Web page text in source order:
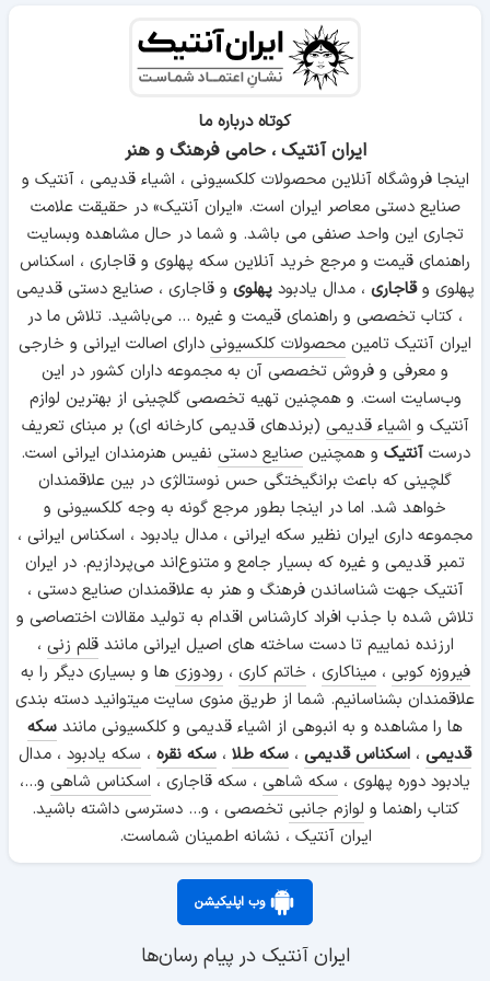
کریستال ها به نوعی از شیشه ها گفته می شوند که بیش از حد شفاف
هستند و این شفافیت به دلیل وجود مقدار زیاد اکسید پتاسیم (K
هنگام تراش و کنده کاری می شود.
خاستگاه شیشه سازی را باید در منطقه ای که ماسه و قلیا را در
کنار هم داشته باشد جستجو کرد و با توجه به شواهد تاریخی
ساکنان بین النهرین و تمدن های اطراف آن اولین افرادی بودند که
تجربه ذوب شیشه را داشتند. صنعت شیشه سازی از طریق شیشه
گران نینوا به ایران منتقل شد. البته لازم به ذکر است که اقوام
آریایی منطقه خوزستان و ایلام که همسایه بین النهرین بودند در
هزاره دوم ق.م با شیشه آشنا و از آن استفاده می کردند. قطعات
شیشه ای به دست آمده از منطقه حسنلو ساخت شیشه به روش
موزاییک را در نیمه دوم قرن نهم میلادی در ایران به اثبات می
رساند.
متاسفانه در خصوص صنعت شیشه در ایران باستان اطلاعات
دقیقی در دسترس نیست اما با تحقیقاتی که در این زمینه انجام
شده می توان گفت که در دوران ساسانیان ، تولید اشیا و ظروف
شیشه ای از نظر کمی و کیفی به حد بالایی می رسد و شیشه
ایرانی بازار بسیار خوبی را در چین ، ژاپن و اکثر کشور های خاور
دور به دست می آورد. تراش شیشه در این دوران به اوج خود
رسیده و به شرق و غرب صادر می شد. شیشه گران ایرانی روش
های تزئینی خاص خود را داشتند. این تزئینات خاص بر محبوبیت
این محصولات افزود و متقضیان بسیاری از شرق و غرب داشت. این
روش ها در زمان اشکانیان و ساسانیان به چهار دسته تقسیم می
شوند :
تزئین نواری و گل مهره زنی
زدن نقش قالب
نقش پر مانند
تراش نقوش برجسته ( در میان شیشه های ضخیم ایرانی از سایر تراش ها
بیشتر به چشم خورده و معروف است. )
شیشه گری ایرانی ، به سبب رواج شیشه گری در ایتالیا رونق خود را
در بازار جهانی از دست داد و باعث زوال تدریجی این هنر شد. این
زوال تا قرن هفدهم میلادی ادامه پیدا کرد تا آنکه اقداماتی جهت
کوتاه درباره ما
ایران آنتیک ، حامی فرهنگ و هنر
اینجا فروشگاه آنلاین محصولات کلکسیونی ، اشیاء قدیمی ، آنتیک و
صنایع دستی معاصر ایران است. «ایران آنتیک» در حقیقت علامت
تجاری این واحد صنفی می باشد. و شما در حال مشاهده وبسایت
راهنمای قیمت و مرجع خرید آنلاین سکه پهلوی و قاجاری ، اسکناس
پهلوی وقاجاری ، مدال یادبودپهلوی و قاجاری ، صنایع دستی قدیمی
، کتاب تخصصی و راهنمای قیمت و غیره ... می‌باشید. تلاش ما در
ایران آنتیک تامین محصولات کلکسیونی دارای اصالت ایرانی و خارجی
و معرفی و فروش تخصصی آن به مجموعه داران کشور در این
وب‌سایت است. و همچنین تهیه تخصصی گلچینی از بهترین لوازم
آنتیک و اشیاء قدیمی (برندهای قدیمی کارخانه ای) بر مبنای تعریف
درستآنتیک و همچنینصنایع دستی نفیس هنرمندان ایرانی است.
گلچینی که باعث برانگیختگی حس نوستالژی در بین علاقمندان
خواهد شد. اما در اینجا بطور مرجع گونه به وجه کلکسیونی و
مجموعه داری ایران نظیر سکه ایرانی ، مدال یادبود ، اسکناس ایرانی ،
تمبر قدیمی و غیره که بسیار جامع و متنوع‌اند می‌پردازیم. در ایران
آنتیک جهت شناساندن فرهنگ و هنر به علاقمندان صنایع دستی ،
تلاش شده با جذب افراد کارشناس اقدام به تولید مقالات اختصاصی و
ارزنده نماییم تا دست ساخته های اصیل ایرانی مانندقلم زنی ،
فیروزه کوبی ،میناکاری ، خاتم کاری ، رودوزی ها و بسیاری دیگر را به
علاقمندان بشناسانیم. شما از طریق منوی سایت میتوانید دسته بندی
ها را مشاهده و به انبوهی از اشیاء قدیمی و کلکسیونی مانند سکه
قدیمی ، اسکناس قدیمی ، سکه طلا ، سکه نقره ، سکه یادبود ، مدال
یادبود دوره پهلوی ، سکه شاهی ، سکه قاجاری ، اسکناس شاهی و...،
کتاب راهنما و لوازم جانبی تخصصی ، و... دسترسی داشته باشید.
ایران آنتیک ، نشانه اطمینان شماست.
وب اپلیکیشن
ایران آنتیک در پیام رسان‌ها